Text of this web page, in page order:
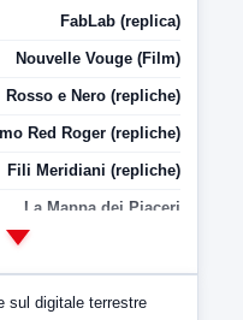
FabLab (replica)
Nouvelle Vouge (Film)
Rosso e Nero (repliche)
Red Roger (repliche)
Fili Meridiani (repliche)
La Mappa dei Piaceri
sul digitale terrestre